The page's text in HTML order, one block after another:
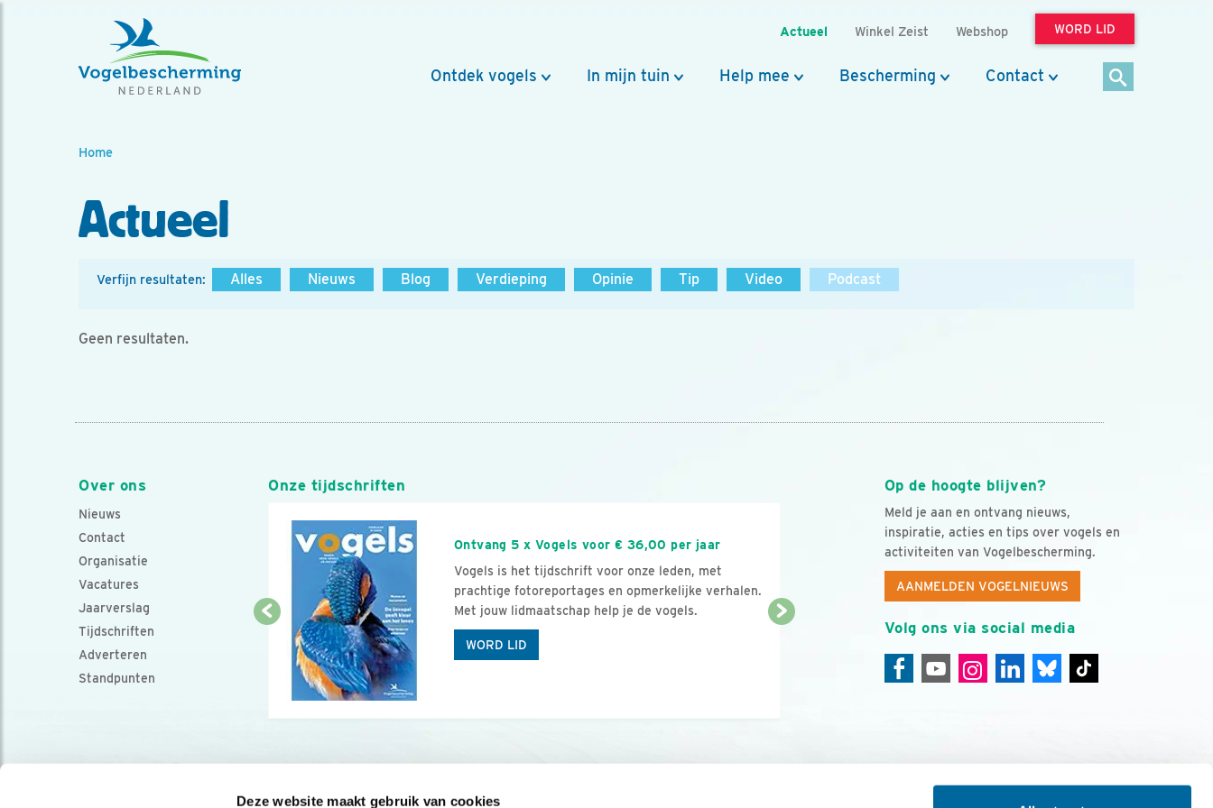
Deze website maakt gebruik van cookies
Actueel Winkel Zeist Webshop WORD LID
Ontdek vogels In mijn tuin Help mee Bescherming Contact
Home
Actueel
Verfijn resultaten: Alles Nieuws Blog Verdieping Opinie Tip Video Podcast
Geen resultaten.
Over ons
Nieuws
Contact
Organisatie
Vacatures
Jaarverslag
Tijdschriften
Adverteren
Standpunten
Op de hoogte blijven?
Meld je aan en ontvang nieuws,
inspiratie, acties en tips over vogels en
activiteiten van Vogelbescherming.
AANMELDEN VOGELNIEUWS
Volg ons via social media
Onze tijdschriften
Ontvang 5 x Vogels voor € 36,00 per jaar
Vogels is het tijdschrift voor onze leden, met
prachtige fotoreportages en opmerkelijke verhalen.
Met jouw lidmaatschap help je de vogels.
WORD LID